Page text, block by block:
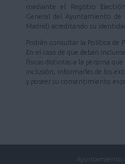
mediante el Registro
General del Ayuntamiento de
Madrid) acreditando su
Podrán consultar la Política de
En el caso de que deban
físicas distintas a la persona
inclusión, informarles de los
y poseer su consentimiento
Ayuntamiento